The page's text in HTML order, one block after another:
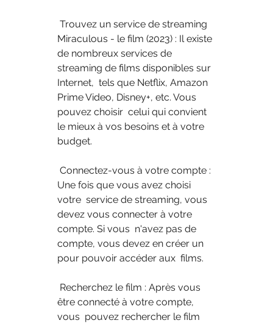
Miraculous - le film (2023) : Il existe
de nombreux services de
streaming de films disponibles sur
Internet,  tels que Netflix, Amazon
Prime Video, Disney+, etc. Vous
pouvez choisir  celui qui convient
le mieux à vos besoins et à votre
budget.
Une fois que vous avez choisi
votre  service de streaming, vous
devez vous connecter à votre
compte. Si vous  n'avez pas de
compte, vous devez en créer un
pour pouvoir accéder aux  films.
être connecté à votre compte,
vous  pouvez rechercher le film